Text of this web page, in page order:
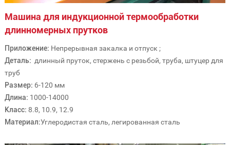
Машина для индукционной термообработки
длинномерных прутков
Приложение: Непрерывная закалка и отпуск ;
Деталь: длинный пруток, стержень с резьбой, труба, штуцер для
труб
Размер: 6-120 мм
Длина: 1000-14000
Класс: 8.8, 10.9, 12.9
Материал:Углеродистая сталь, легированная сталь